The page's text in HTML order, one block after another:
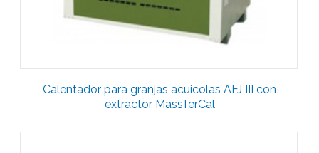
Calentador para granjas acuicolas AFJ III con
extractor MassTerCal